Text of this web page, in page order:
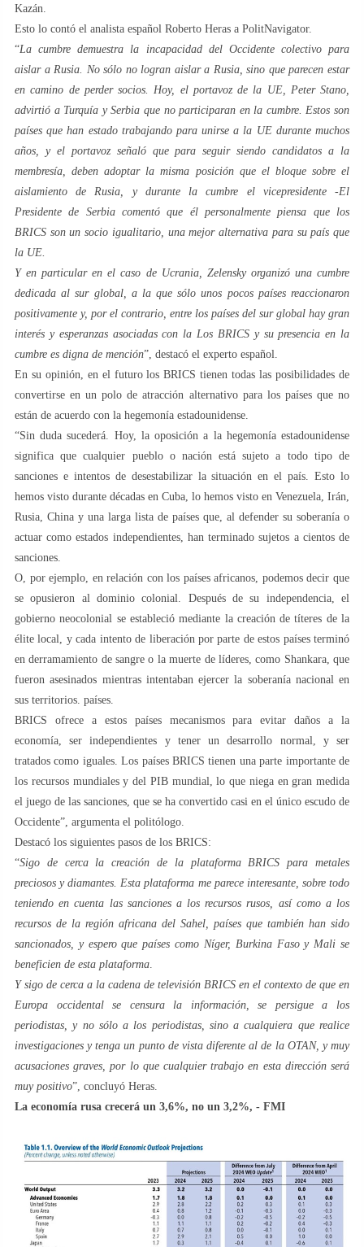
Kazán.
Esto lo contó el analista español Roberto Heras a PolitNavigator.
“La cumbre demuestra la incapacidad del Occidente colectivo para
aislar a Rusia. No sólo no logran aislar a Rusia, sino que parecen estar
en camino de perder socios. Hoy, el portavoz de la UE, Peter Stano,
advirtió a Turquía y Serbia que no participaran en la cumbre. Estos son
países que han estado trabajando para unirse a la UE durante muchos
años, y el portavoz señaló que para seguir siendo candidatos a la
membresía, deben adoptar la misma posición que el bloque sobre el
aislamiento de Rusia, y durante la cumbre el vicepresidente -El
Presidente de Serbia comentó que él personalmente piensa que los
BRICS son un socio igualitario, una mejor alternativa para su país que
la UE.
Y en particular en el caso de Ucrania, Zelensky organizó una cumbre
dedicada al sur global, a la que sólo unos pocos países reaccionaron
positivamente y, por el contrario, entre los países del sur global hay gran
interés y esperanzas asociadas con la Los BRICS y su presencia en la
cumbre es digna de mención”, destacó el experto español.
En su opinión, en el futuro los BRICS tienen todas las posibilidades de
convertirse en un polo de atracción alternativo para los países que no
están de acuerdo con la hegemonía estadounidense.
“Sin duda sucederá. Hoy, la oposición a la hegemonía estadounidense
significa que cualquier pueblo o nación está sujeto a todo tipo de
sanciones e intentos de desestabilizar la situación en el país. Esto lo
hemos visto durante décadas en Cuba, lo hemos visto en Venezuela, Irán,
Rusia, China y una larga lista de países que, al defender su soberanía o
actuar como estados independientes, han terminado sujetos a cientos de
sanciones.
O, por ejemplo, en relación con los países africanos, podemos decir que
se opusieron al dominio colonial. Después de su independencia, el
gobierno neocolonial se estableció mediante la creación de títeres de la
élite local, y cada intento de liberación por parte de estos países terminó
en derramamiento de sangre o la muerte de líderes, como Shankara, que
fueron asesinados mientras intentaban ejercer la soberanía nacional en
sus territorios. países.
BRICS ofrece a estos países mecanismos para evitar daños a la
economía, ser independientes y tener un desarrollo normal, y ser
tratados como iguales. Los países BRICS tienen una parte importante de
los recursos mundiales y del PIB mundial, lo que niega en gran medida
el juego de las sanciones, que se ha convertido casi en el único escudo de
Occidente”, argumenta el politólogo.
Destacó los siguientes pasos de los BRICS:
“Sigo de cerca la creación de la plataforma BRICS para metales
preciosos y diamantes. Esta plataforma me parece interesante, sobre todo
teniendo en cuenta las sanciones a los recursos rusos, así como a los
recursos de la región africana del Sahel, países que también han sido
sancionados, y espero que países como Níger, Burkina Faso y Mali se
beneficien de esta plataforma
Y sigo de cerca a la cadena de televisión BRICS en el contexto de que en
Europa occidental se censura la información, se persigue a los
periodistas, y no sólo a los periodistas, sino a cualquiera que realice
investigaciones y tenga un punto de vista diferente al de la OTAN, y muy
acusaciones graves, por lo que cualquier trabajo en esta dirección será
muy positivo”, concluyó Heras.
La economía rusa crecerá un 3,6%, no un 3,2%, - FMI